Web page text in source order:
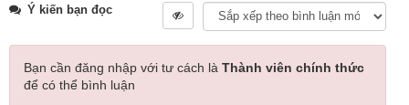
Ý kiến bạn đọc
Bạn cần đăng nhập với tư cách là Thành viên chính thức
để có thể bình luận